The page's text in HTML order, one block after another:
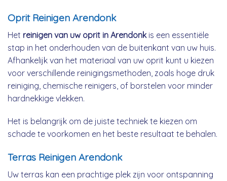
Oprit Reinigen Arendonk
Het reinigen van uw oprit in Arendonkis een essentiële
stap in het onderhouden van de buitenkant van uw huis.
Afhankelijk van het materiaal van uw oprit kunt u kiezen
voor verschillende reinigingsmethoden, zoals hoge druk
reiniging, chemische reinigers, of borstelen voor minder
hardnekkige vlekken.
Het is belangrijk om de juiste techniek te kiezen om
schade te voorkomen en het beste resultaat te behalen.
Terras Reinigen Arendonk
Uw terras kan een prachtige plek zijn voor ontspanning